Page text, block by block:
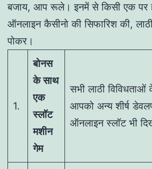
बजाय, आप रूले। इनमें से किसी एक पर
ऑनलाइन कैसीनो की सिफारिश की,
पोकर।
1.
बोनस
के साथ
एक
स्लॉट
मशीन
गेम
सभी लाठी
आपको अन्य शीर्ष
ऑनलाइन स्लॉट भी